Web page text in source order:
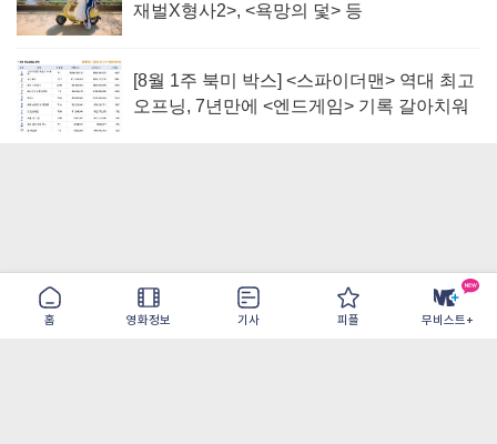
홈 영화정보 기사 피플 무비스트+
재벌X형사2>, <욕망의 덫> 등
[8월 1주 북미 박스] <스파이더맨> 역대 최고
오프닝, 7년만에 <엔드게임> 기록 갈아치워